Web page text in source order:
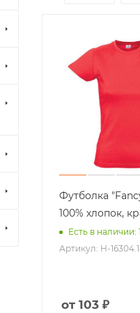
Футболка
100% хлопок,
Есть в наличии: 1
Артикул: H-
от 103 ₽
Еще +3
Рюкзаки
Дорожные
Чехол для
Несессеры
Еще +7
Ретракторы
Ланъярды
Карманы